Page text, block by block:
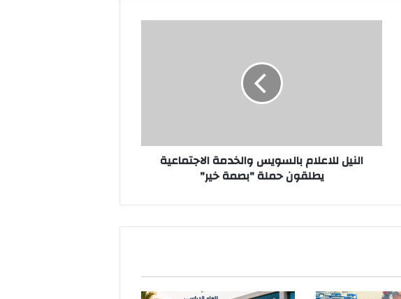
خير"
النيل للاعلام بالسويس والخدمة الاجتماعية
يطلقون حملة "بصمة خير"